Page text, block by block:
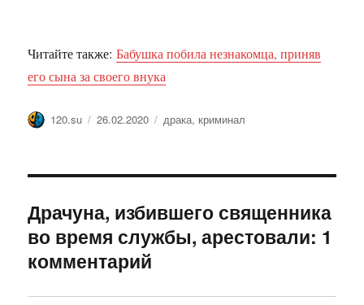
Читайте также:Бабушка побила незнакомца, приняв
его сына за своего внука
Автор
120.su Опубликовано
26.02.2020 Метки
драка, криминал
Драчуна, избившего священника
во время службы, арестовали: 1
комментарий